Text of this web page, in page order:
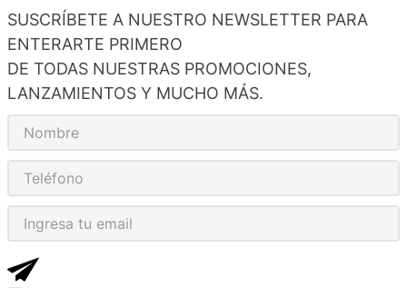
SUSCRÍBETE A NUESTRO NEWSLETTER PARA
ENTERARTE PRIMERO
DE TODAS NUESTRAS PROMOCIONES,
LANZAMIENTOS Y MUCHO MÁS.